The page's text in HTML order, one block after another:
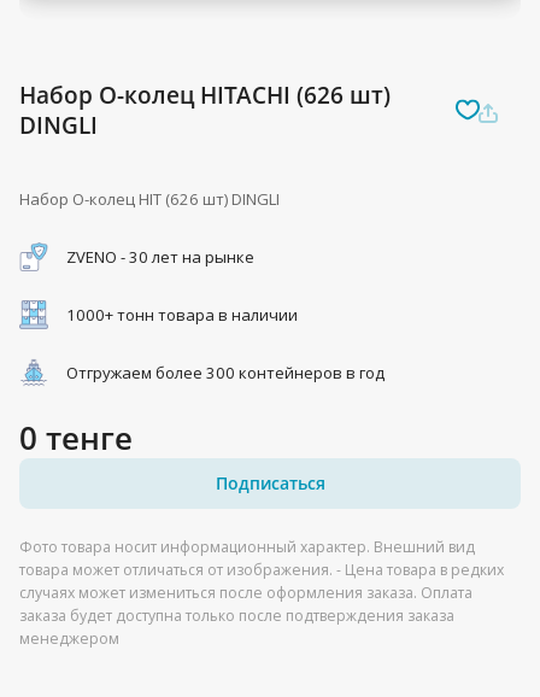
Набор О-колец HITACHI (626 шт)
DINGLI
Набор О-колец HIT (626 шт) DINGLI
ZVENO - 30 лет на рынке
1000+ тонн товара в наличии
Отгружаем более 300 контейнеров в год
0 тенге
Подписаться
Фото товара носит информационный характер. Внешний вид
товара может отличаться от изображения. - Цена товара в редких
случаях может измениться после оформления заказа. Оплата
заказа будет доступна только после подтверждения заказа
менеджером